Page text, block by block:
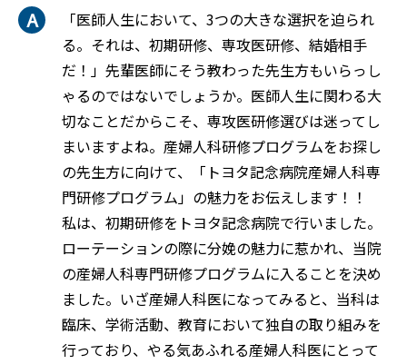
「医師人生において、3つの大きな選択を迫られ
る。それは、初期研修、専攻医研修、結婚相手
だ！」先輩医師にそう教わった先生方もいらっし
ゃるのではないでしょうか。医師人生に関わる大
切なことだからこそ、専攻医研修選びは迷ってし
まいますよね。産婦人科研修プログラムをお探し
の先生方に向けて、「トヨタ記念病院産婦人科専
門研修プログラム」の魅力をお伝えします！！
私は、初期研修をトヨタ記念病院で行いました。
ローテーションの際に分娩の魅力に惹かれ、当院
の産婦人科専門研修プログラムに入ることを決め
ました。いざ産婦人科医になってみると、当科は
臨床、学術活動、教育において独自の取り組みを
行っており、やる気あふれる産婦人科医にとって